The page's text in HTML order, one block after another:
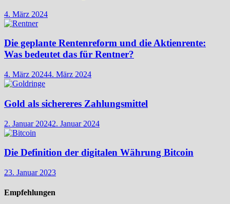
4. März 2024
Die geplante Rentenreform und die Aktienrente:
Was bedeutet das für Rentner?
4. März 20244. März 2024
Gold als sichereres Zahlungsmittel
2. Januar 20242. Januar 2024
Die Definition der digitalen Währung Bitcoin
23. Januar 2023
Empfehlungen